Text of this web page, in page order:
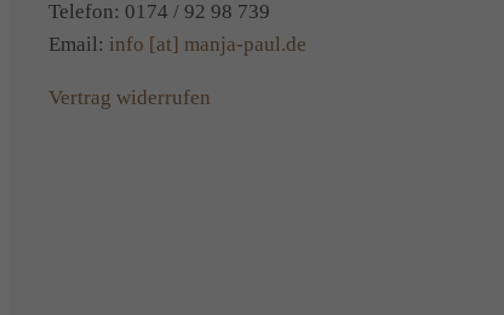
Telefon: 0174 / 92 98 739
Email: info [at] manja-paul.de
Vertrag widerrufen